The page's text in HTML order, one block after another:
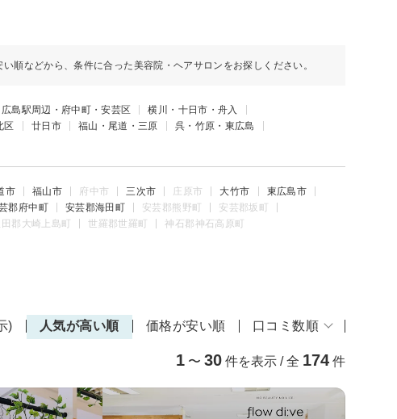
順などから、条件に合った美容院・ヘアサロンをお探しください。
広島駅周辺・府中町・安芸区
横川・十日市・舟入
区 廿日市 福山・尾道・三原
呉・竹原・東広島
市 福山市 府中市 三次市 庄原市 大竹市
東広島市
郡府中町 安芸郡海田町 安芸郡熊野町
安芸郡坂町
郡大崎上島町 世羅郡世羅町 神石郡神石高原町
) 人気が高い順 価格が安い順 口コミ数順
1 〜 30 件を表示 / 全 174 件